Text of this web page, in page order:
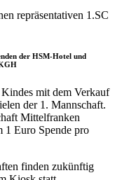
repräsentativen 1.SC
der HSM-Hotel und
mit dem Verkauf
der 1. Mannschaft.
Mittelfranken
Euro Spende pro
finden zukünftig